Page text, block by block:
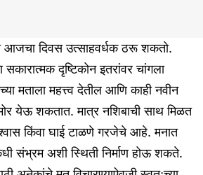
आजचा दिवस उत्साहवर्धक ठरू शकतो.
दृष्टिकोन इतरांवर चांगला
मताला महत्त्व देतील आणि काही नवीन
येऊ शकतात. मात्र नशिबाची साथ मिळत
किंवा घाई टाळणे गरजेचे आहे. मनात
संभ्रम अशी स्थिती निर्माण होऊ शकते.